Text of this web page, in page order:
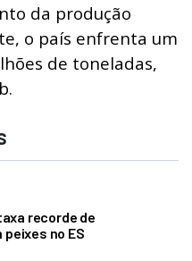
da produção
o país enfrenta um
de toneladas,
recorde de
no ES